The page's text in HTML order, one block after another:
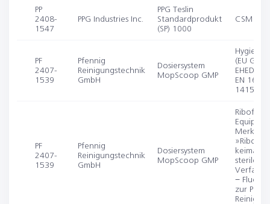
PP
2408-
1547
PPG Industries Inc.
PPG Teslin
Standardprodukt
(SP) 1000
CSM
PF
2407-
1539
Pfennig
Reinigungstechnik
GmbH
Dosiersystem
MopScoop GMP
(EU
EHEDG
EN
14159)
PF
2407-
1539
Pfennig
Reinigungstechnik
GmbH
Dosiersystem
MopScoop GMP
sterile
−
zur